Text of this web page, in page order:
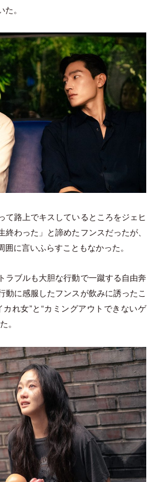
。
て路上でキスしているところをジェヒ
終わった 」
と諦めたフンスだったが、
に言いふらすこともなかった。
ラブルも大胆な行動で一蹴する自由奔
動に感服したフンスが飲みに誘ったこ
カれ女”と“カミングアウトできないゲ
。